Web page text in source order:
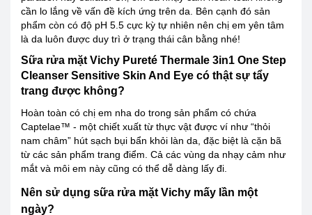
cần lo lắng về vấn đề kích ứng trên da. Bên cạnh đó sản
phẩm còn có độ pH 5.5 cực kỳ tự nhiên nên chị em yên tâm
là da luôn được duy trì ở trạng thái cân bằng nhé!
Sữa rửa mặt Vichy Pureté Thermale 3in1 One Step
Cleanser Sensitive Skin And Eye có thật sự tẩy
trang được không?
Hoàn toàn có chị em nha do trong sản phẩm có chứa
Captelae™ - một chiết xuất từ thực vật được ví như “thỏi
nam châm” hút sạch bụi bẩn khỏi làn da, đặc biệt là cặn bã
từ các sản phẩm trang điểm. Cả các vùng da nhạy cảm như
mắt và môi em này cũng có thể dễ dàng lấy đi.
Nên sử dụng sữa rửa mặt Vichy mấy lần một
ngày?